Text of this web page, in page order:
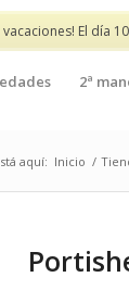
El día
2ª
aquí: Inicio /